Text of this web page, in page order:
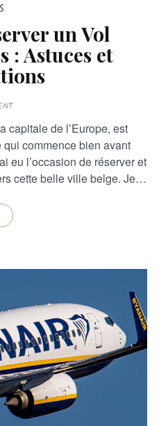
un Vol
: Astuces et
capitale de l’Europe, est
commence bien avant
eu l’occasion de réserver et
cette belle ville belge. Je…